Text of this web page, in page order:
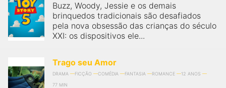
Buzz, Woody, Jessie e os demais
brinquedos tradicionais são desafiados
pela nova obsessão das crianças do século
XXI: os dispositivos ele...
Trago seu Amor
DRAMA FICÇÃO COMÉDIA FANTASIA ROMANCE
12 ANOS
77 MIN